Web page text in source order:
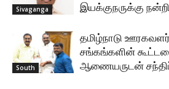
Sivaganga
இயக்குநருக்கு நன்றி
South
தமிழ்நாடு
சங்கங்களின்
ஆணையருடன்